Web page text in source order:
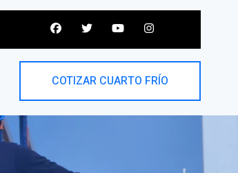
COTIZAR CUARTO FRÍO